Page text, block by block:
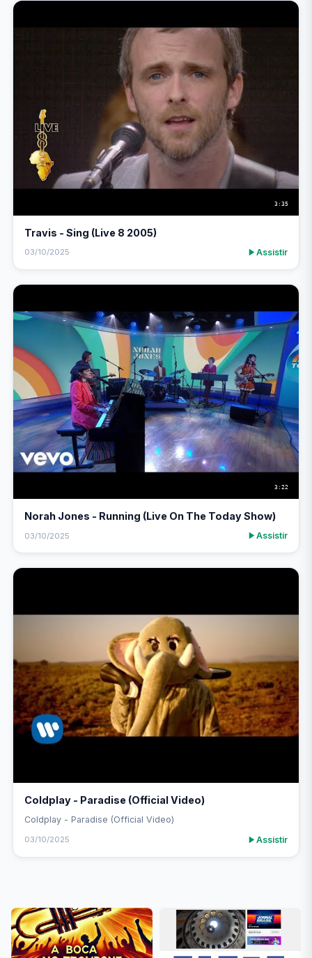
3:35
Travis - Sing (Live 8 2005)
03/10/2025 Assistir
3:22
Norah Jones - Running (Live On The Today Show)
03/10/2025 Assistir
Coldplay - Paradise (Official Video)
Coldplay - Paradise (Official Video)
03/10/2025 Assistir